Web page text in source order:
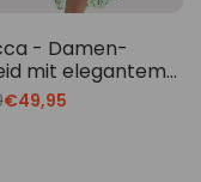
- Damen-
mit elegantem
Translation
missing:
€49,95